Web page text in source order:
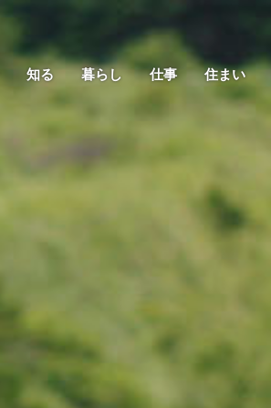
知る 暮らし 仕事 住まい